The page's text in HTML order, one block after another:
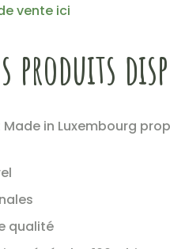
vente ici
produits
in Luxembourg
qualité